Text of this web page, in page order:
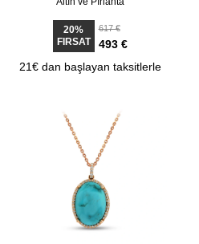
20%
FIRSAT
617 €
493 €
21€ dan başlayan taksitlerle